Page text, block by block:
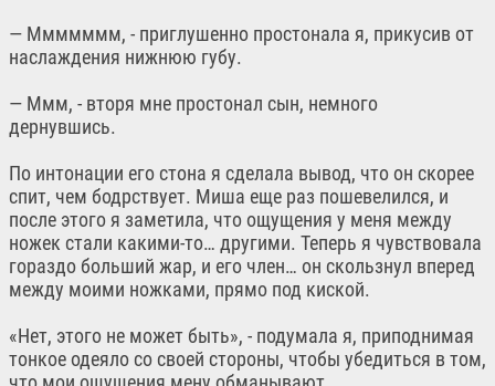
— Ммммммм, - приглушенно простонала я, прикусив от
наслаждения нижнюю губу.
— Ммм, - вторя мне простонал сын, немного
дернувшись.
По интонации его стона я сделала вывод, что он скорее
спит, чем бодрствует. Миша еще раз пошевелился, и
после этого я заметила, что ощущения у меня между
ножек стали какими-то… другими. Теперь я чувствовала
гораздо больший жар, и его член… он скользнул вперед
между моими ножками, прямо под киской.
«Нет, этого не может быть», - подумала я, приподнимая
тонкое одеяло со своей стороны, чтобы убедиться в том,